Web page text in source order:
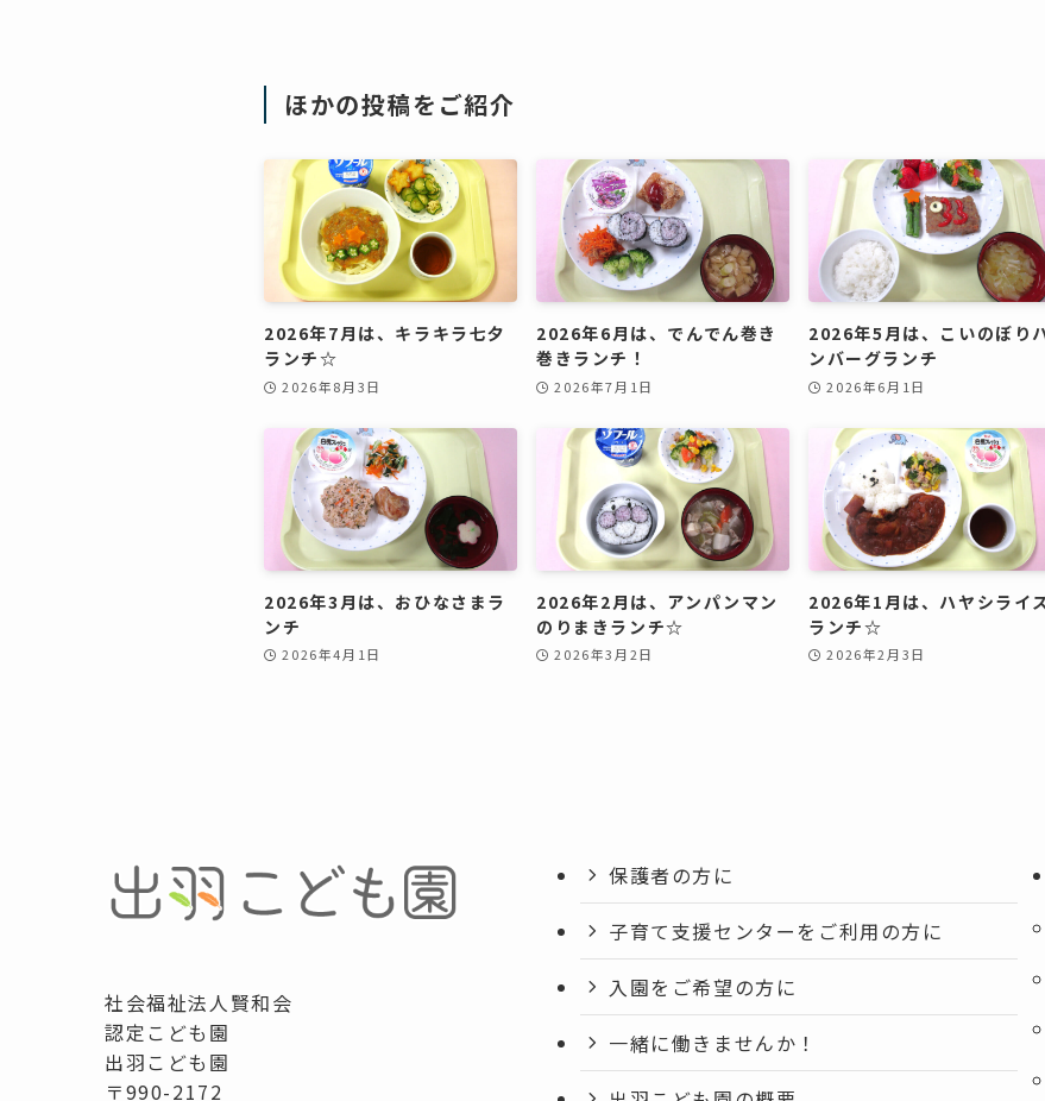
ほかの投稿をご紹介
2026年7月は、キラキラ七夕
ランチ☆
2026年8月3日
2026年6月は、でんでん巻き
巻きランチ！
2026年7月1日
2026年5月は、こいのぼり
ンバーグランチ
2026年6月1日
2026年3月は、おひなさまラ
ンチ
2026年4月1日
2026年2月は、アンパンマン
のりまきランチ☆
2026年3月2日
2026年1月は、ハヤシライ
ランチ☆
2026年2月3日
社会福祉法人賢和会
認定こども園
出羽こども園
〒990-2172
保護者の方に
子育て支援センターをご利用の方に
入園をご希望の方に
一緒に働きませんか！